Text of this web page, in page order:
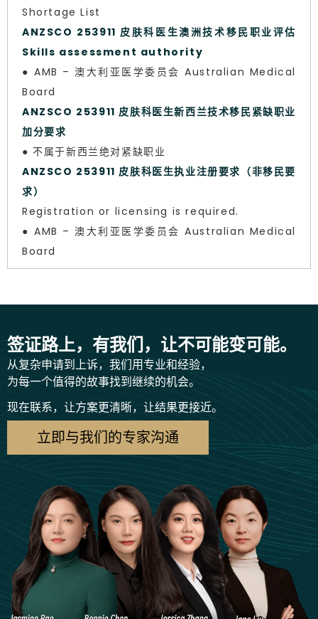
Shortage List
ANZSCO 253911 皮肤科医生澳洲技术移民职业评估
Skills assessment authority
● AMB – 澳大利亚医学委员会 Australian Medical
Board
ANZSCO 253911 皮肤科医生新西兰技术移民紧缺职业
加分要求
● 不属于新西兰绝对紧缺职业
ANZSCO 253911 皮肤科医生执业注册要求（非移民要
求）
Registration or licensing is required.
● AMB – 澳大利亚医学委员会 Australian Medical
Board
签证路上，有我们，让不可能变可能。
从复杂申请到上诉，我们用专业和经验，
为每一个值得的故事找到继续的机会。
现在联系，让方案更清晰，让结果更接近。
立即与我们的专家沟通